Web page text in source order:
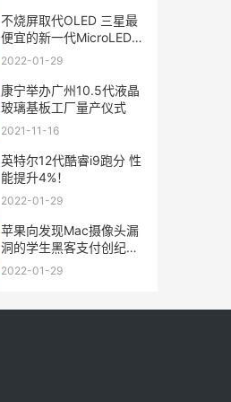
不烧屏取代OLED 三星最
便宜的新一代MicroLED彩
电来
2022-01-29
康宁举办广州10.5代液晶
玻璃基板工厂量产仪式
2021-11-16
英特尔12代酷睿i9跑分 性
能提升4%！
2022-01-29
苹果向发现Mac摄像头漏
洞的学生黑客支付创纪录
的100
2022-01-29